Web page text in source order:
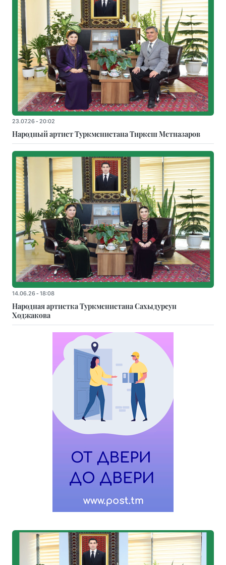
23.07.26 - 20:02
Народный артист Туркменистана Тиркеш Мeтназаров
14.06.26 - 18:08
Народная артистка Туркменистана Сахыдурсун
Ходжакова